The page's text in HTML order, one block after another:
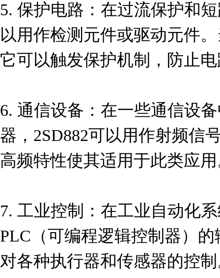
5. 保护电路：在过流保护和
以用作检测元件或驱动元件
它可以触发保护机制，防止
6. 通信设备：在一些通信设
器，2SD882可以用作射频信
高频特性使其适用于此类应
7. 工业控制：在工业自动化
PLC（可编程逻辑控制器）
对各种执行器和传感器的控